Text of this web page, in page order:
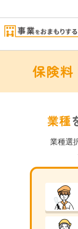
保険料
業種
業種選